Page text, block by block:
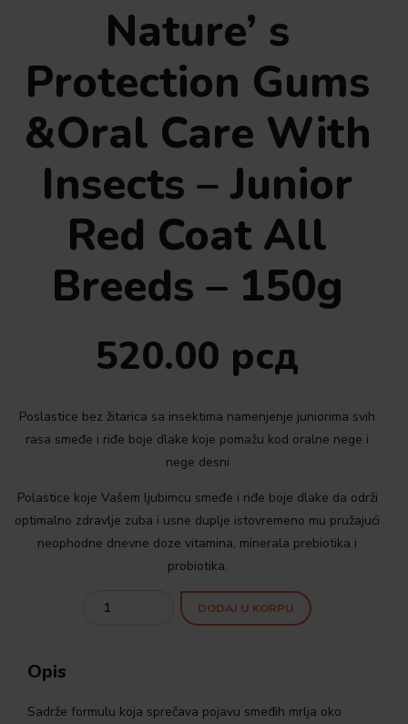
Nature’ s
Protection Gums
&Oral Care With
Insects – Junior
Red Coat All
Breeds – 150g
520.00 рсд
Poslastice bez žitarica sa insektima namenjenje juniorima svih
rasa smeđe i riđe boje dlake koje pomažu kod oralne nege i
nege desni
Polastice koje Vašem ljubimcu smeđe i riđe boje dlake da održi
optimalno zdravlje zuba i usne duplje istovremeno mu pružajući
neophodne dnevne doze vitamina, minerala prebiotika i
probiotika.
Quantity
DODAJ U KORPU
Opis
Sadrže formulu koja sprečava pojavu smeđih mrlja oko